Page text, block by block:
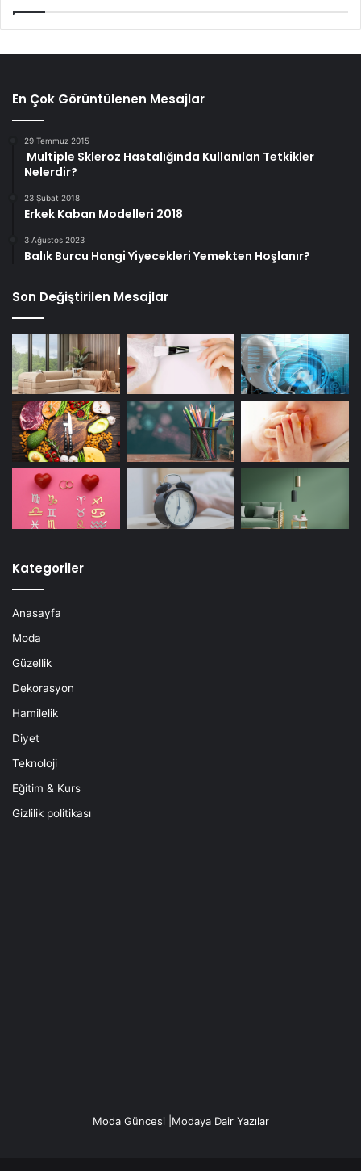
En Çok Görüntülenen Mesajlar
29 Temmuz 2015
Multiple Skleroz Hastalığında Kullanılan Tetkikler
Nelerdir?
23 Şubat 2018
Erkek Kaban Modelleri 2018
3 Ağustos 2023
Balık Burcu Hangi Yiyecekleri Yemekten Hoşlanır?
Son Değiştirilen Mesajlar
Kategoriler
Anasayfa
Moda
Güzellik
Dekorasyon
Hamilelik
Diyet
Teknoloji
Eğitim & Kurs
Gizlilik politikası
Moda Güncesi |Modaya Dair Yazılar